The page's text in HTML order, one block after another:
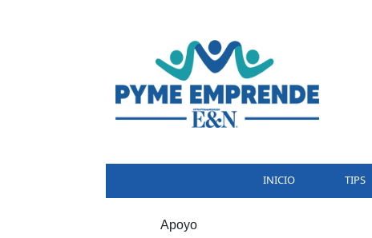
INICIO TIPS
Apoyo